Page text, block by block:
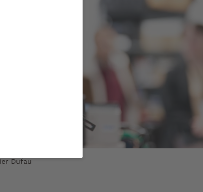
Dufau